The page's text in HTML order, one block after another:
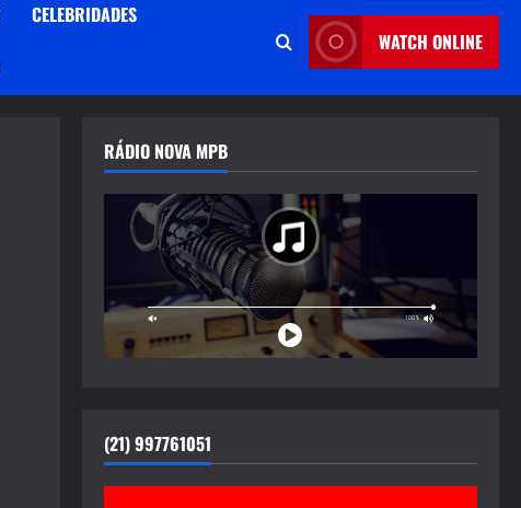
CELEBRIDADES
WATCH ONLINE
RÁDIO NOVA MPB
(21) 997761051